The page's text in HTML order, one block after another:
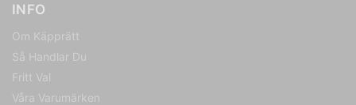
INFO
Om Käpprätt
Så Handlar Du
Fritt Val
Våra Varumärken